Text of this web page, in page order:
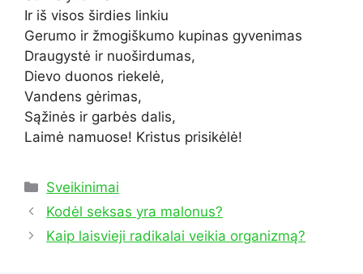
Ir iš visos širdies linkiu
Gerumo ir žmogiškumo kupinas gyvenimas
Draugystė ir nuoširdumas,
Dievo duonos riekelė,
Vandens gėrimas,
Sąžinės ir garbės dalis,
Laimė namuose! Kristus prisikėlė!
Kategorijos
Sveikinimai
Kodėl seksas yra malonus?
Kaip laisvieji radikalai veikia organizmą?